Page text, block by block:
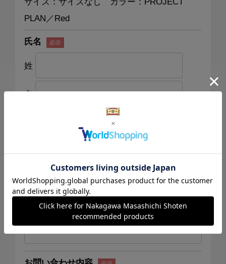
サイズ：サイズなし カラー：PROJECT
PLAN／Red
氏名
姓
名
メールアドレス